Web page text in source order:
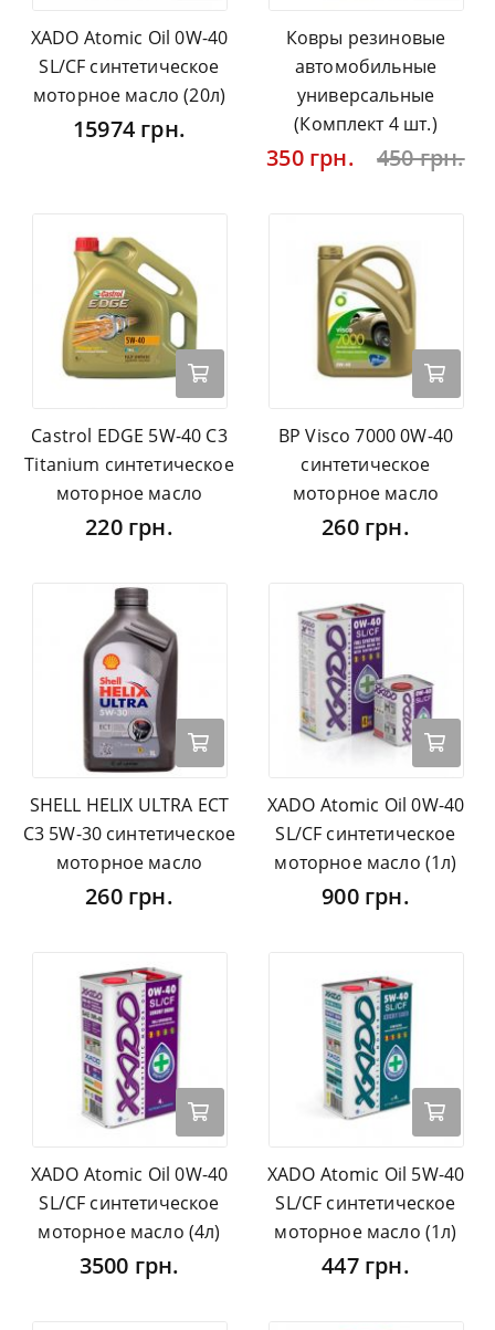
XADO Atomic Oil 0W-40
SL/CF синтетическое
моторное масло (20л)
15974 грн.
Ковры резиновые
автомобильные
универсальные
(Комплект 4 шт.)
350 грн. 450 грн.
Castrol EDGE 5W-40 C3
Titanium синтетическое
моторное масло
220 грн.
BP Visco 7000 0W-40
синтетическое
моторное масло
260 грн.
SHELL HELIX ULTRA ECT
C3 5W-30 синтетическое
моторное масло
260 грн.
XADO Atomic Oil 0W-40
SL/CF синтетическое
моторное масло (1л)
900 грн.
XADO Atomic Oil 0W-40
SL/CF синтетическое
моторное масло (4л)
3500 грн.
XADO Atomic Oil 5W-40
SL/CF синтетическое
моторное масло (1л)
447 грн.